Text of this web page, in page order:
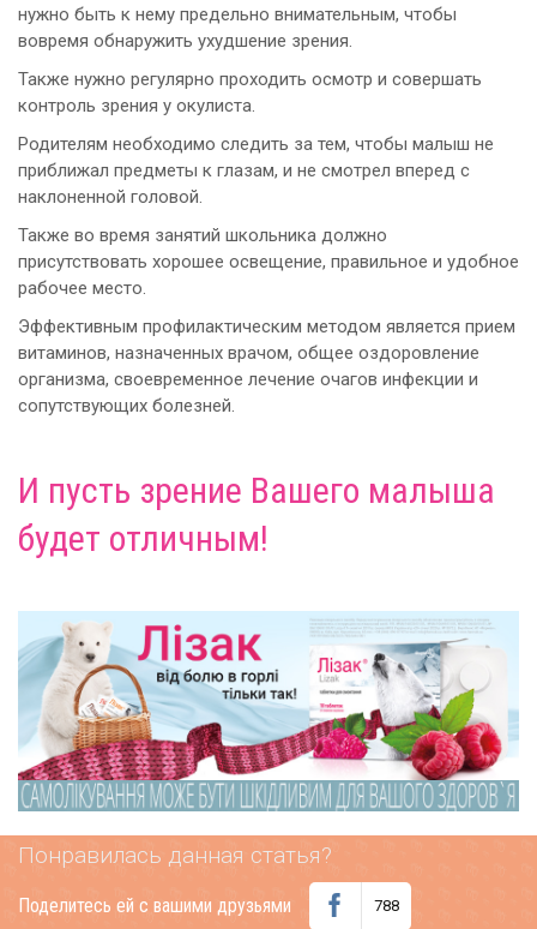
нужно быть к нему предельно внимательным, чтобы
вовремя обнаружить ухудшение зрения.
Также нужно регулярно проходить осмотр и совершать
контроль зрения у окулиста.
Родителям необходимо следить за тем, чтобы малыш не
приближал предметы к глазам, и не смотрел вперед с
наклоненной головой.
Также во время занятий школьника должно
присутствовать хорошее освещение, правильное и удобное
рабочее место.
Эффективным профилактическим методом является прием
витаминов, назначенных врачом, общее оздоровление
организма, своевременное лечение очагов инфекции и
сопутствующих болезней.
И пусть зрение Вашего малыша
будет отличным!
Понравилась данная статья?
Поделитесь ей с вашими друзьями 788